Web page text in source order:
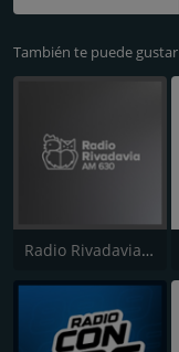
También te puede gustar
Radio Rivadavia 630 AM